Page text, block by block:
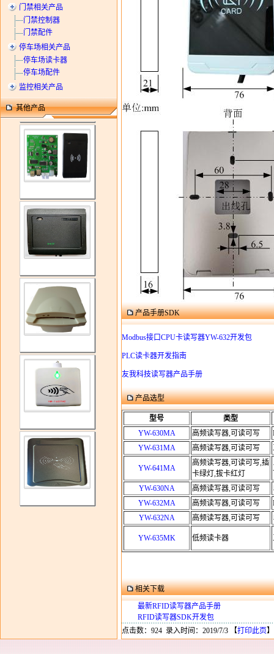
门禁相关产品
门禁控制器
门禁配件
停车场相关产品
停车场读卡器
停车场配件
监控相关产品
其他产品
产品手册SDK
Modbus接口CPU卡读写器YW-632开发包
PLC读卡器开发指南
友我科技读写器产品手册
产品选型
型号
类型
YW-630MA
高频读写器,可读可写
YW-631MA
高频读写器,可读可写
YW-641MA
高频读写器,可读可写,插
卡绿灯,拔卡红灯
YW-630NA 高频读写器,可读可写
YW-632MA
高频读写器,可读可写
YW-632NA
高频读写器,可读可写
YW-635MK 低频读卡器
相关下载
最新RFID读写器产品手册
RFID读写器SDK开发包
点击数：924 录入时间：2019/7/3 【打印此页